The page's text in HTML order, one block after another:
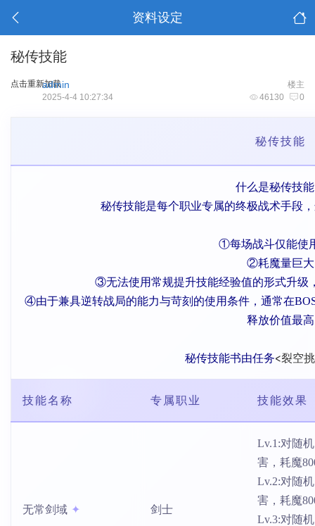
资料设定
秘传技能
点击重新加载 楼主
admin
46130 0
2025-4-4 10:27:34
秘传技能
什么是秘传技
秘传技能是每个职业专属的终极战术手段
①每场战斗仅能使
②耗魔量巨大
③无法使用常规提升技能经验值的形式升级
④由于兼具逆转战局的能力与苛刻的使用条件，通常在
释放价值最高
秘传技能书由任务<裂空
技能名称 专属职业 技能效果
无常剑域 剑士
Lv.1:对随
害，耗魔
Lv.2:对随
害，耗魔
Lv.3:对随